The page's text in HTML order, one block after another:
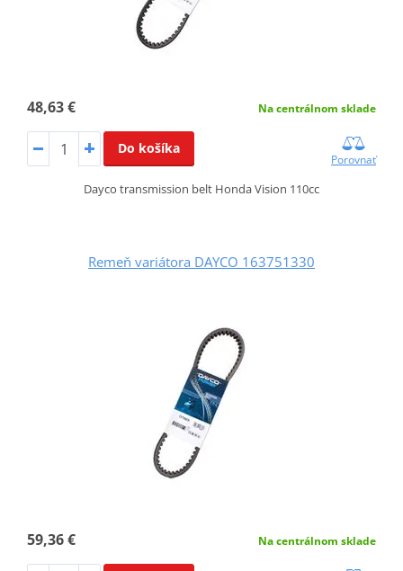
48,63 € Na centrálnom sklade
Do košíka
Porovnať
Dayco transmission belt Honda Vision 110cc
Remeň variátora DAYCO 163751330
59,36 € Na centrálnom sklade